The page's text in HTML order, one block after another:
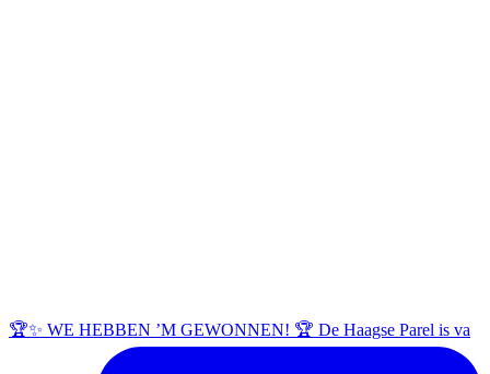
🏆✨ WE HEBBEN ’M GEWONNEN! 🏆 De Haagse Parel is va